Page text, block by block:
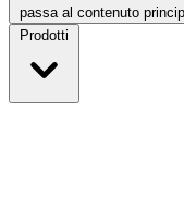
passa al contenuto
Prodotti